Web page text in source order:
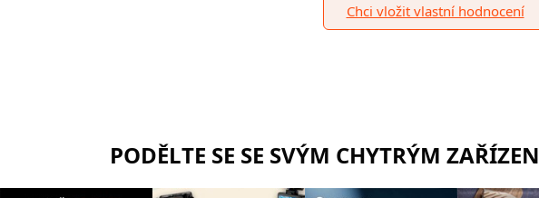
Chci vložit vlastní hodnocení
PODĚLTE SE SE SVÝM CHYTRÝM